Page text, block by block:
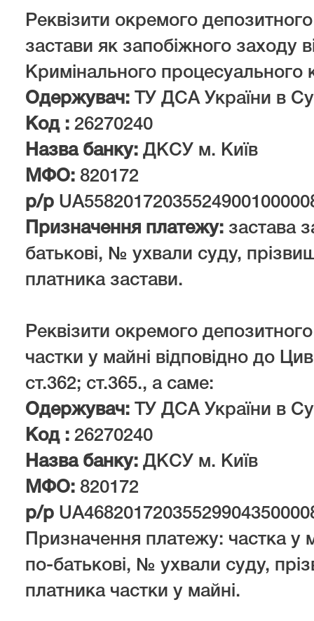
Реквізити окремого
застави як запобіжного заходу
Кримінального процесуального
Одержувач: ТУ ДСА України в
Код : 26270240
Назва банку: ДКСУ м. Київ
МФО: 820172
р/р
Призначення платежу: застава
батькові, № ухвали суду,
платника застави.
Реквізити окремого
частки у майні відповідно до
ст.362; ст.365., а саме:
Одержувач: ТУ ДСА України в
Код : 26270240
Назва банку: ДКСУ м. Київ
МФО: 820172
р/р
Призначення платежу: частка у
по-батькові, № ухвали суду,
платника частки у майні.